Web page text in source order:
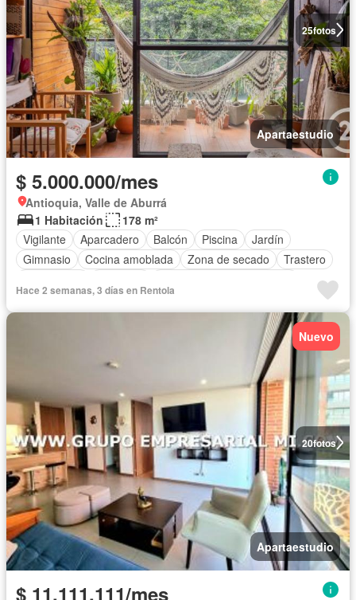
25fotos
Apartaestudio
$ 5.000.000/mes
Antioquia, Valle de Aburrá
1 Habitación
178 m²
Vigilante
Aparcadero Balcón Piscina
Jardín
Gimnasio
Cocina amoblada Zona de secado
Trastero
Hace 2 semanas, 3 días en Rentola
20fotos
Nuevo
Apartaestudio
$ 11.111.111/mes